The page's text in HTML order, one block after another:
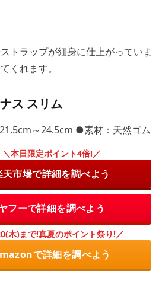
トラップが細身に仕上がっていま
くれます。
ス スリム
～24.5cm ●素材：天然ゴム
＼本日限定ポイント4倍!／
天市場で詳細を調べよう
フーで詳細を調べよう
木)まで!真夏のポイント祭り!／
で詳細を調べよう